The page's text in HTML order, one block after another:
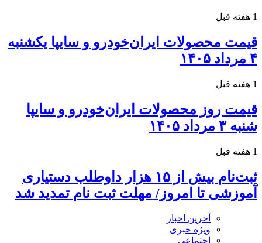
1 هفته قبل
قیمت محصولات ایران‌خودرو و سایپا یکشنبه
۴ مرداد ۱۴۰۵
1 هفته قبل
قیمت روز محصولات ایران‌خودرو و سایپا
شنبه ۳ مرداد ۱۴۰۵
1 هفته قبل
ثبت‌نام بیش از ۱۵ هزار داوطلب دستیاری
آموزشی تا امروز/ مهلت ثبت نام تمدید شد
آخرین اخبار
ویژه خبری
اجتماعی